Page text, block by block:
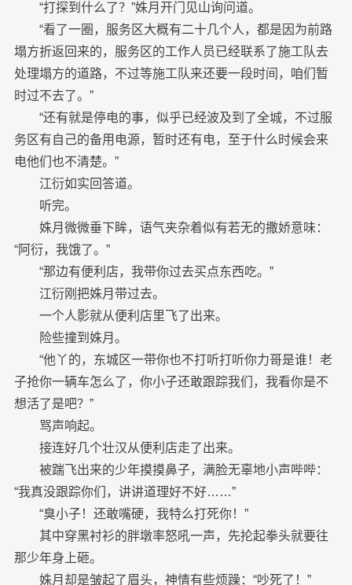
“打探到什么了？”姝月开门见山询问道。
“看了一圈，服务区大概有二十几个人，都是因为前路
塌方折返回来的，服务区的工作人员已经联系了施工队去
处理塌方的道路，不过等施工队来还要一段时间，咱们暂
时过不去了。”
“还有就是停电的事，似乎已经波及到了全城，不过服
务区有自己的备用电源，暂时还有电，至于什么时候会来
电他们也不清楚。”
江衍如实回答道。
听完。
姝月微微垂下眸，语气夹杂着似有若无的撒娇意味：
“阿衍，我饿了。”
“那边有便利店，我带你过去买点东西吃。”
江衍刚把姝月带过去。
一个人影就从便利店里飞了出来。
险些撞到姝月。
“他丫的，东城区一带你也不打听打听你力哥是谁！老
子抢你一辆车怎么了，你小子还敢跟踪我们，我看你是不
想活了是吧？”
骂声响起。
接连好几个壮汉从便利店走了出来。
被踹飞出来的少年摸摸鼻子，满脸无辜地小声哔哔：
“我真没跟踪你们，讲讲道理好不好……”
“臭小子！还敢嘴硬，我特么打死你！”
其中穿黑衬衫的胖墩率怒吼一声，先抡起拳头就要往
那少年身上砸。
姝月却是皱起了眉头，神情有些烦躁：“吵死了！”